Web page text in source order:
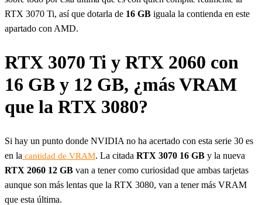
RTX 3070 Ti, así que dotarla de 16 GB iguala la contienda en este
apartado con AMD.
RTX 3070 Ti y RTX 2060 con
16 GB y 12 GB, ¿más VRAM
que la RTX 3080?
Si hay un punto donde NVIDIA no ha acertado con esta serie 30 es
en la cantidad de VRAM. La citada RTX 3070 16 GB y la nueva
RTX 2060 12 GB van a tener como curiosidad que ambas tarjetas
aunque son más lentas que la RTX 3080, van a tener más VRAM
que esta última.